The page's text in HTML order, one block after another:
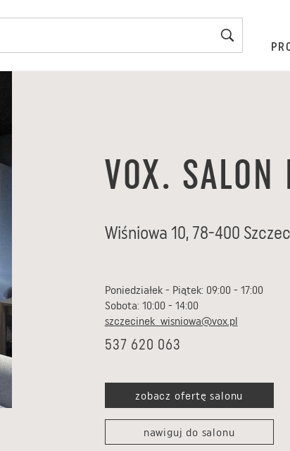
VOX. SALON
Wiśniowa 10, 78-400
Poniedziałek - Piątek: 09:00 - 17:00
Sobota: 10:00 - 14:00
szczecinek_wisniowa@vox.pl
537 620 063
zobacz ofertę salonu
nawiguj do salonu